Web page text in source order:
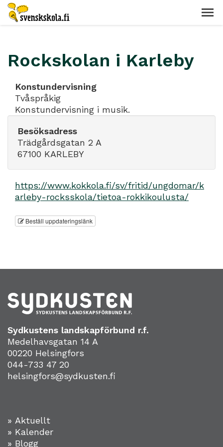
Rockskolan i Karleby
Konstundervisning
Tvåspråkig
Konstundervisning i musik.
Besöksadress
Trädgårdsgatan 2 A
67100 KARLEBY
https://www.kokkola.fi/sv/fritid/ungdomar/k
arleby-rocksskola/tietoa-rokkikoulusta/
Beställ uppdateringslänk
Sydkustens landskapförbund r.f.
Medelhavsgatan 14 A
00220 Helsingfors
044-733 47 20
helsingfors@sydkusten.fi
» Aktuellt
» Kalender
» Blogg